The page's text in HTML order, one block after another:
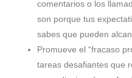
comentarios o los
son porque tus
sabes que pueden
Promueve el “fracaso
tareas desafiantes que